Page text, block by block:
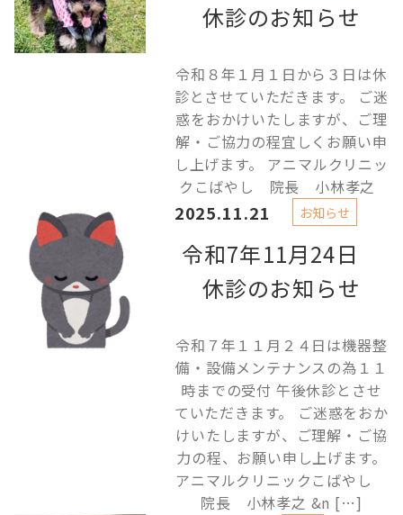
休診のお知らせ
令和８年１月１日から３日は休
診とさせていただきます。 ご迷
惑をおかけいたしますが、ご理
解・ご協力の程宜しくお願い申
し上げます。 アニマルクリニッ
クこばやし 院長 小林孝之
令和7年11月24日
休診のお知らせ
2025.11.21 お知らせ
令和７年１１月２４日は機器整
備・設備メンテナンスの為１１
時までの受付 午後休診とさせ
ていただきます。 ご迷惑をおか
けいたしますが、ご理解・ご協
力の程、お願い申し上げます。
アニマルクリニックこばやし
院長 小林孝之 &n […]